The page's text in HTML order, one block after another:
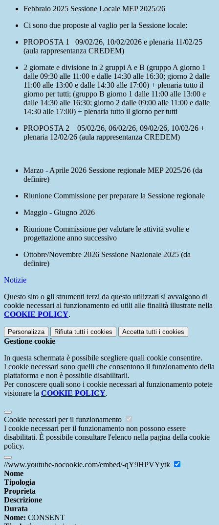
Febbraio 2025 Sessione Locale MEP 2025/26
Ci sono due proposte al vaglio per la Sessione locale:
PROPOSTA 1
09/02/26, 10/02/2026 e plenaria 11/02/25
(aula rappresentanza CREDEM)
2 giornate e divisione in 2 gruppi A e B (gruppo A giorno 1
dalle 09:30 alle 11:00 e dalle 14:30 alle 16:30; giorno 2 dalle
11:00 alle 13:00 e dalle 14:30 alle 17:00) + plenaria tutto il
giorno per tutti; (gruppo B giorno 1 dalle 11:00 alle 13:00 e
dalle 14:30 alle 16:30; giorno 2 dalle 09:00 alle 11:00 e dalle
14:30 alle 17:00) + plenaria tutto il giorno per tutti
PROPOSTA 2
05/02/26, 06/02/26, 09/02/26, 10/02/26 +
plenaria 12/02/26 (aula rappresentanza CREDEM)
Marzo - Aprile 2026 Sessione regionale MEP 2025/26 (da
definire)
Riunione Commissione per preparare la Sessione regionale
Maggio - Giugno 2026
Riunione Commissione per valutare le attività svolte e
progettazione anno successivo
Ottobre/Novembre 2026 Sessione Nazionale 2025 (da
definire)
Notizie
Questo sito o gli strumenti terzi da questo utilizzati si avvalgono di
cookie necessari al funzionamento ed utili alle finalità illustrate nella
COOKIE POLICY.
Personalizza Rifiuta tutti i cookies Accetta tutti i cookies
Gestione cookie
In questa schermata è possibile scegliere quali cookie consentire.
I cookie necessari sono quelli che consentono il funzionamento della
piattaforma e non è possibile disabilitarli.
Per conoscere quali sono i cookie necessari al funzionamento potete
visionare la COOKIE POLICY.
Cookie necessari per il funzionamento
I cookie necessari per il funzionamento non possono essere
disabilitati. È possibile consultare l'elenco nella pagina della cookie
policy.
//www.youtube-nocookie.com/embed/-qY9HPVYytk
Nome
Tipologia
Proprieta
Descrizione
Durata
Nome: CONSENT